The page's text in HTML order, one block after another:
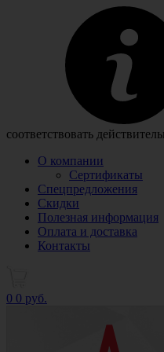
соответствовать
О компании
Сертификаты
Спецпредложения
Скидки
Полезная информация
Оплата и доставка
Контакты
0 0 руб.